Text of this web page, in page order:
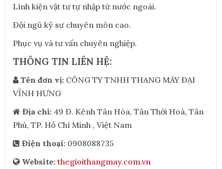
Lính kiện vật tư tự nhập từ nước ngoài.
Đội ngũ kỹ sư chuyên môn cao.
Phục vụ và tư vấn chuyên nghiệp.
THÔNG TIN LIÊN HỆ:
Tên đơn vị: CÔNG TY TNHH THANG MÁY ĐẠI
VĨNH HƯNG
Địa chỉ: 49 Đ. Kênh Tân Hóa, Tân Thới Hoà, Tân
Phú, TP. Hồ Chí Minh , Việt Nam
Điện thoại: 0908088735
Website:thegioithangmay.com.vn